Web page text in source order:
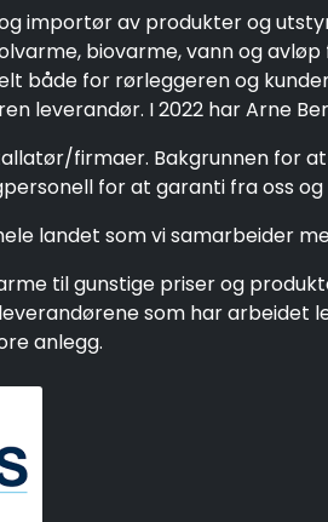
importør av produkter og
biovarme, vann og
både for rørleggeren og
leverandør. I 2022 har Arne
firmaer. Bakgrunnen for
for at garanti fra oss og
landet som vi samarbeider
til gunstige priser og
som har arbeidet
anlegg.